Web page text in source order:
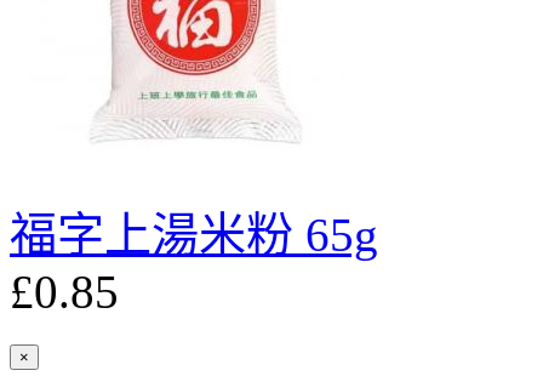
福字上湯米粉 65g
£0.85
×